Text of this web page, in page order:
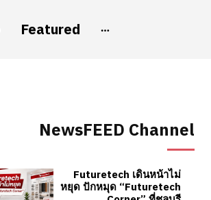
Featured
NewsFEED Channel
Futuretech เดินหน้าไม่
หยุด ปักหมุด “Futuretech